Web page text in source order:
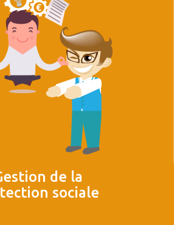
de la
sociale